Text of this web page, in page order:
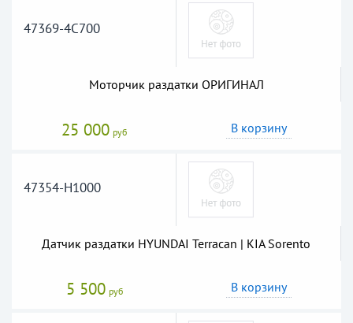
47369-4C700
Моторчик раздатки ОРИГИНАЛ
25 000 руб В корзину
47354-H1000
Датчик раздатки HYUNDAI Terracan | KIA Sorento
5 500 руб В корзину